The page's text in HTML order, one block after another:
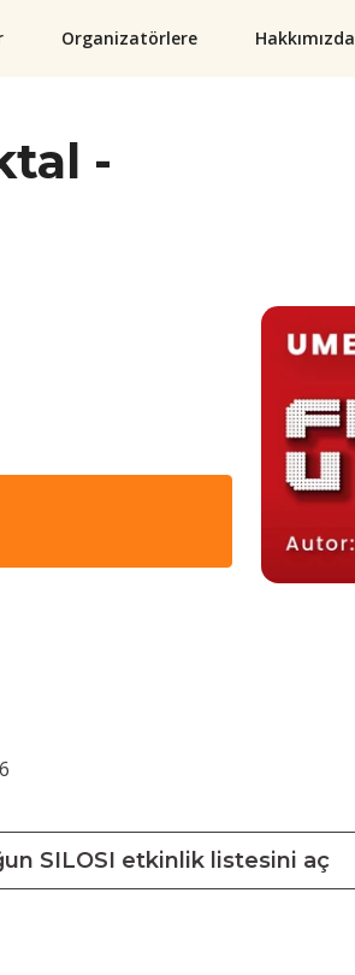
Organizatörlere Hakkımızda
-
SILOSI etkinlik listesini aç